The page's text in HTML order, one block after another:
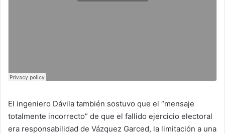
El ingeniero Dávila también sostuvo que el “mensaje
totalmente incorrecto” de que el fallido ejercicio electoral
era responsabilidad de Vázquez Garced, la limitación a una